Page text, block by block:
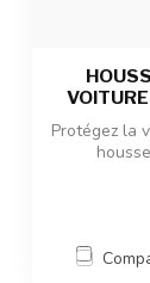
Protégez la